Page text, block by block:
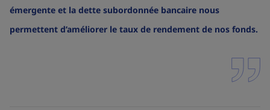
émergente et la dette subordonnée bancaire nous
permettent d’améliorer le taux de rendement de nos fonds.